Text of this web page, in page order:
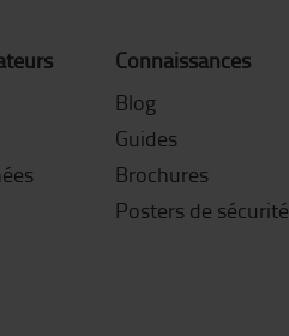
Connaissances
Blog
Guides
Brochures
Posters de sécurité